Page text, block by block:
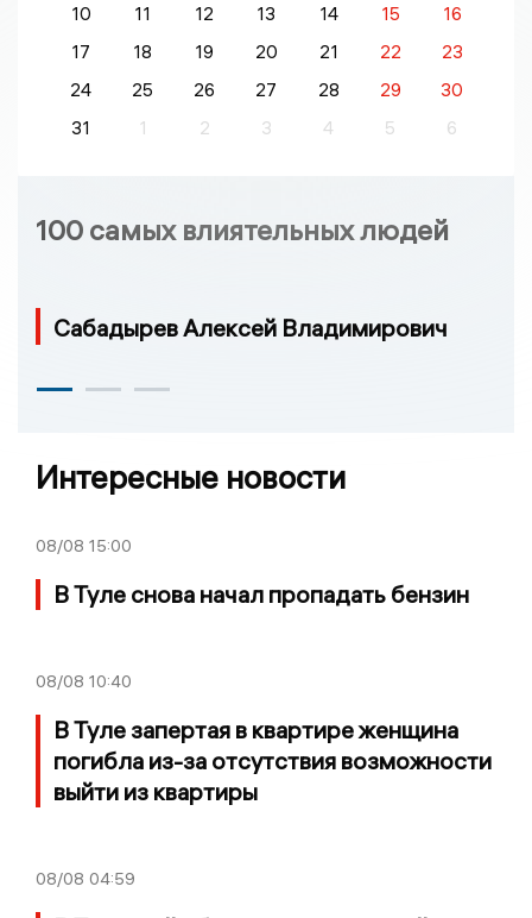
10
11 12 13 14 15
16
17
18 19 20 21 22
23
24
25 26 27 28 29
30
31
1 2 3 4 5 6
100 самых влиятельных людей
Сабадырев Алексей Владимирович
Интересные новости
08/08 15:00
В Туле снова начал пропадать бензин
08/08 10:40
В Туле запертая в квартире женщина
погибла из-за отсутствия возможности
выйти из квартиры
08/08 04:59